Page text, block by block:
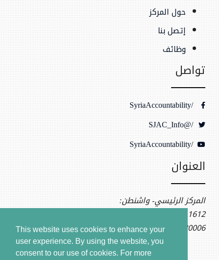
This website uses cookies to enhance your
user experience. By using the website, you
consent to our use of cookies. For more
حول المركز
إتصل بنا
وظائف
تواصل
/SyriaAccountability
/@SJAC_Info
/SyriaAccountability
العنوان
المركز الرئيسي- واشنطن:
1612 K St NW, Ste 400
Washington, DC 20006